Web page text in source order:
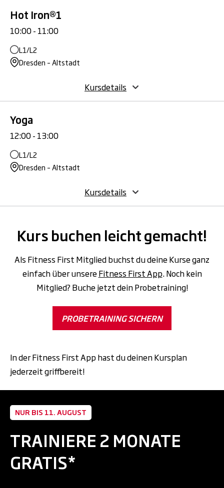
Hot Iron®1
10:00 - 11:00
L1/L2
Dresden – Altstadt
Kursdetails
Yoga
12:00 - 13:00
L1/L2
Dresden – Altstadt
Kursdetails
Kurs buchen leicht gemacht!
Als Fitness First Mitglied buchst du deine Kurse ganz
einfach über unsereFitness First App. Noch kein
Mitglied? Buche jetzt dein Probetraining!
PROBETRAINING SICHERN
In der Fitness First App hast du deinen Kursplan
jederzeit griffbereit!
NUR BIS 11. AUGUST
TRAINIERE 2 MONATE
GRATIS*